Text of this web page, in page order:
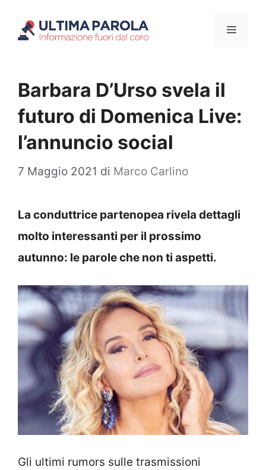
Menu
Barbara D’Urso svela il
futuro di Domenica Live:
l’annuncio social
7 Maggio 2021 di Marco Carlino
La conduttrice partenopea rivela dettagli
molto interessanti per il prossimo
autunno: le parole che non ti aspetti.
Gli ultimi rumors sulle trasmissioni